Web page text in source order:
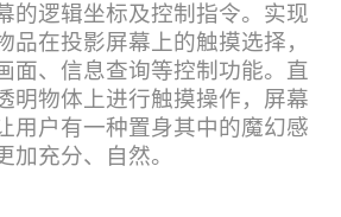
的逻辑坐标及控制指令。实现
品在投影屏幕上的触摸选择，
面、信息查询等控制功能。直
明物体上进行触摸操作，屏幕
用户有一种置身其中的魔幻感
加充分、自然。